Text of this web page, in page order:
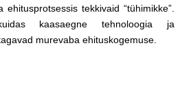
tekkivaid “tühimikke”.
kaasaegne tehnoloogia ja
murevaba ehituskogemuse.